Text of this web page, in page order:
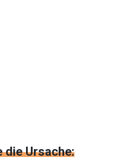
die Ursache: